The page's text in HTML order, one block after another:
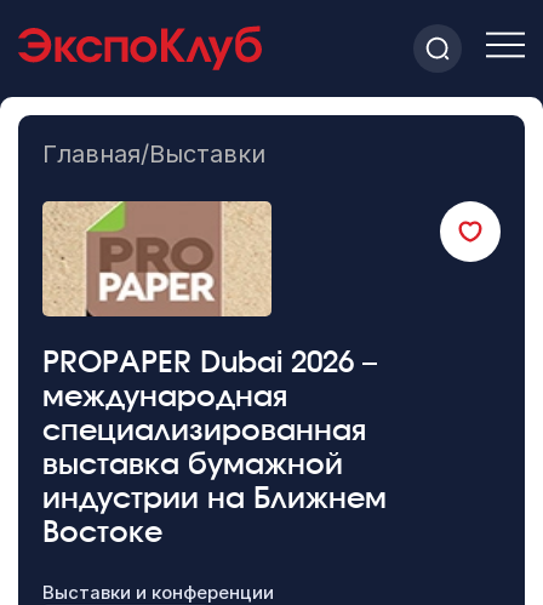
Главная/Выставки
PROPAPER Dubai 2026 –
международная
специализированная
выставка бумажной
индустрии на Ближнем
Востоке
Выставки и конференции